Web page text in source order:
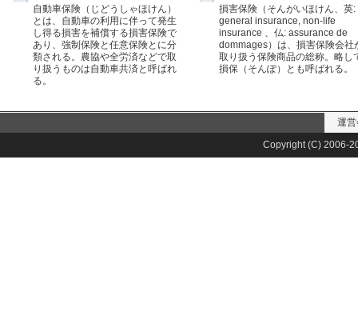
自動車保険（じどうしゃほけん）
とは、自動車の利用に伴って発生
し得る損害を補償する損害保険で
あり、強制保険と任意保険とに分
類される。農協や全労済などで取
り扱うものは自動車共済と呼ばれ
る。
損害保険（そんがいほけん、英:
general insurance, non-life
insurance 、仏: assurance de
dommages）は、損害保険会社
取り扱う保険商品の総称。略し
損保（そんぽ）とも呼ばれる。
運
Copyright (C) 2006-